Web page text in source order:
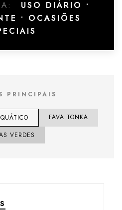
USO DIÁRIO •
• OCASIÕES
PRINCIPAIS
FAVA TONKA
VERDES